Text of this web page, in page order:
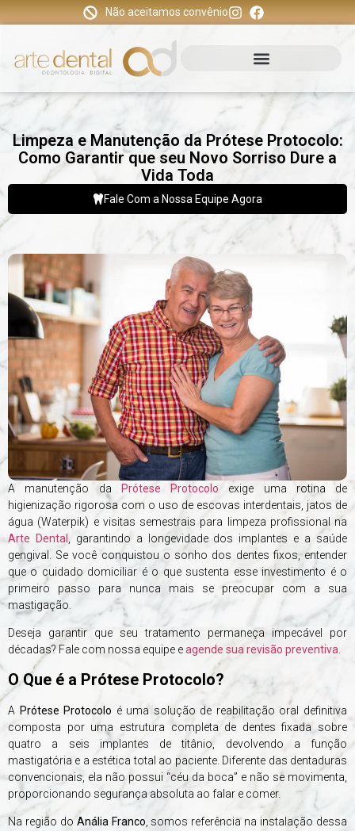
Não aceitamos convênio
Limpeza e Manutenção da Prótese Protocolo:
Como Garantir que seu Novo Sorriso Dure a
Vida Toda
Fale Com a Nossa Equipe Agora
A manutenção da Prótese Protocolo exige uma rotina de
higienização rigorosa com o uso de escovas interdentais, jatos de
água (Waterpik) e visitas semestrais para limpeza profissional na
Arte Dental
, garantindo a longevidade dos implantes e a saúde
gengival. Se você conquistou o sonho dos dentes fixos, entender
que o cuidado domiciliar é o que sustenta esse investimento é o
primeiro passo para nunca mais se preocupar com a sua
mastigação.
Deseja garantir que seu tratamento permaneça impecável por
décadas? Fale com nossa equipe eagende sua revisão preventiva.
O Que é a Prótese Protocolo?
A Prótese Protocolo é uma solução de reabilitação oral definitiva
composta por uma estrutura completa de dentes fixada sobre
quatro a seis implantes de titânio, devolvendo a função
mastigatória e a estética total ao paciente. Diferente das dentaduras
convencionais, ela não possui “céu da boca” e não se movimenta,
proporcionando segurança absoluta ao falar e comer.
Na região doAnália Franco, somos referência na instalação dessa